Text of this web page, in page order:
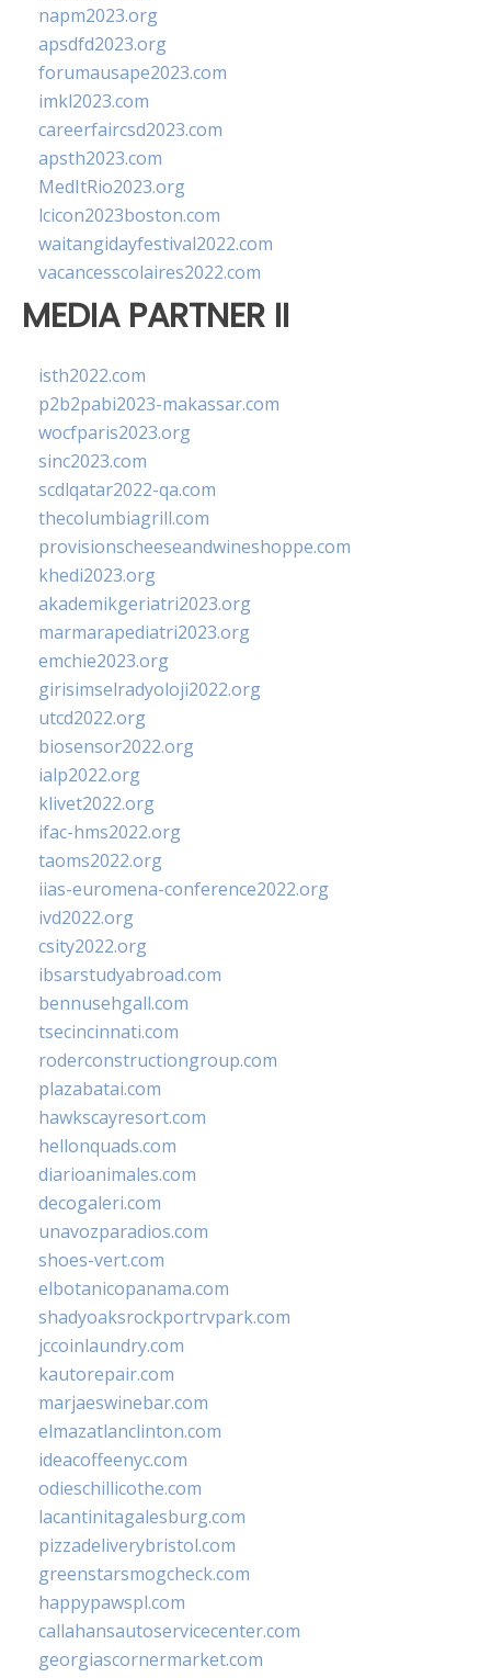
napm2023.org
apsdfd2023.org
forumausape2023.com
imkl2023.com
careerfaircsd2023.com
apsth2023.com
MedItRio2023.org
lcicon2023boston.com
waitangidayfestival2022.com
vacancesscolaires2022.com
MEDIA PARTNER II
isth2022.com
p2b2pabi2023-makassar.com
wocfparis2023.org
sinc2023.com
scdlqatar2022-qa.com
thecolumbiagrill.com
provisionscheeseandwineshoppe.com
khedi2023.org
akademikgeriatri2023.org
marmarapediatri2023.org
emchie2023.org
girisimselradyoloji2022.org
utcd2022.org
biosensor2022.org
ialp2022.org
klivet2022.org
ifac-hms2022.org
taoms2022.org
iias-euromena-conference2022.org
ivd2022.org
csity2022.org
ibsarstudyabroad.com
bennusehgall.com
tsecincinnati.com
roderconstructiongroup.com
plazabatai.com
hawkscayresort.com
hellonquads.com
diarioanimales.com
decogaleri.com
unavozparadios.com
shoes-vert.com
elbotanicopanama.com
shadyoaksrockportrvpark.com
jccoinlaundry.com
kautorepair.com
marjaeswinebar.com
elmazatlanclinton.com
ideacoffeenyc.com
odieschillicothe.com
lacantinitagalesburg.com
pizzadeliverybristol.com
greenstarsmogcheck.com
happypawspl.com
callahansautoservicecenter.com
georgiascornermarket.com